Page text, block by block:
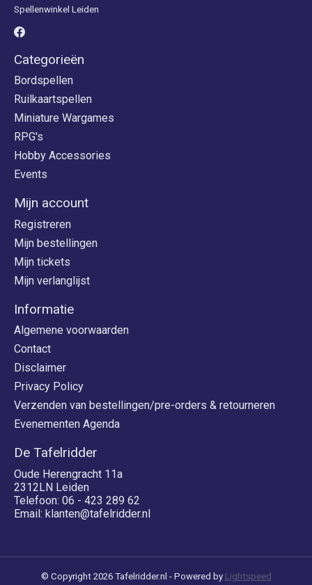
Spellenwinkel Leiden
Categorieën
Bordspellen
Ruilkaartspellen
Miniature Wargames
RPG's
Hobby Accessories
Events
Mijn account
Registreren
Mijn bestellingen
Mijn tickets
Mijn verlanglijst
Informatie
Algemene voorwaarden
Contact
Disclaimer
Privacy Policy
Verzenden van bestellingen/pre-orders & retourneren
Evenementen Agenda
De Tafelridder
Oude Herengracht 11a
2312LN Leiden
Telefoon: 06 - 423 289 62
Email: klanten@tafelridder.nl
© Copyright 2026 Tafelridder.nl - Powered by Lightspeed